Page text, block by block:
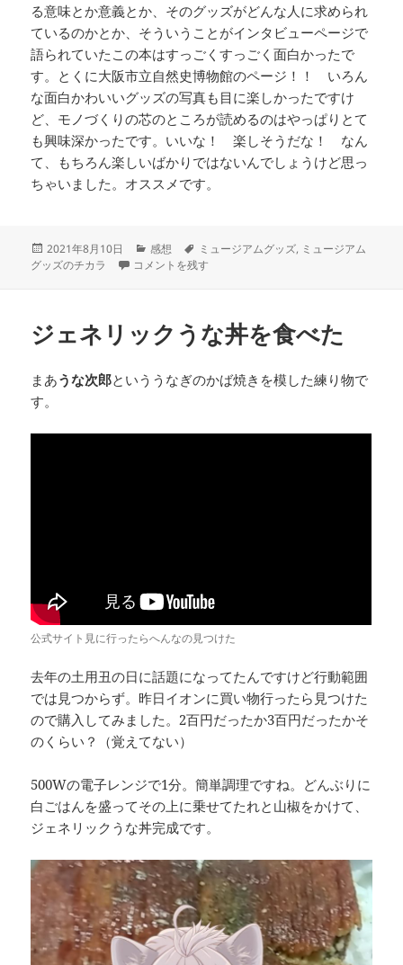
る意味とか意義とか、そのグッズがどんな人に求められ
ているのかとか、そういうことがインタビューページで
語られていたこの本はすっごくすっごく面白かったで
す。とくに大阪市立自然史博物館のページ！！ いろん
な面白かわいいグッズの写真も目に楽しかったですけ
ど、モノづくりの芯のところが読めるのはやっぱりとて
も興味深かったです。いいな！ 楽しそうだな！ なん
て、もちろん楽しいばかりではないんでしょうけど思っ
ちゃいました。オススメです。
投
稿
2021年8月10日
カ
テ
感想
タ
グ
ミュージアムグッズ, ミュージアム
グッズのチカラ
ミュージアムグッズと私 に
コメントを残す
ジェネリックうな丼を食べた
まあうな次郎といううなぎのかば焼きを模した練り物で
す。
公式サイト見に行ったらへんなの見つけた
去年の土用丑の日に話題になってたんですけど行動範囲
では見つからず。昨日イオンに買い物行ったら見つけた
ので購入してみました。2百円だったか3百円だったかそ
のくらい？（覚えてない）
500Wの電子レンジで1分。簡単調理ですね。どんぶりに
白ごはんを盛ってその上に乗せてたれと山椒をかけて、
ジェネリックうな丼完成です。